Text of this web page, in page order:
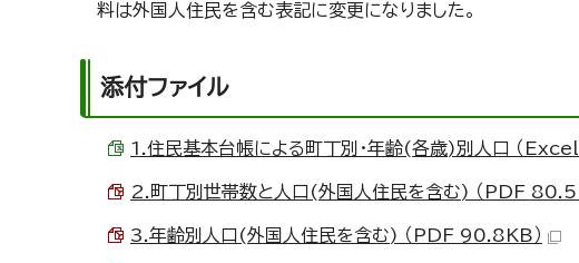
料は外国人住民を含む表記に変更になりました。
添付ファイル
1.住民基本台帳による町丁別・年齢(各歳)別人口 （
2.町丁別世帯数と人口(外国人住民を含む) （PDF
3.年齢別人口(外国人住民を含む) （PDF 90.8KB）